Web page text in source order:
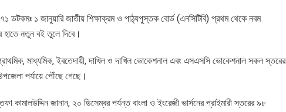
ডটকমঃ ১ জানুয়ারি জাতীয় শিক্ষাক্রম ও পাঠ্যপুস্তক বোর্ড (এনসিটিবি) প্রথম থেকে নবম
হাতে নতুন বই তুলে দিবে।
প্রাথমিক, মাধ্যমিক, ইবতেদায়ী, দাখিল ও দাখিল ভোকেশনাল এবং এসএসসি ভোকেশনাল সকল স্তরের
পর্যায়ে পৌঁছে গেছে।
কামালউদ্দিন জানান, ২০ ডিসেম্বর পর্যন্ত বাংলা ও ইংরেজী ভার্সনের প্রাইমারী স্তরের ৯৮